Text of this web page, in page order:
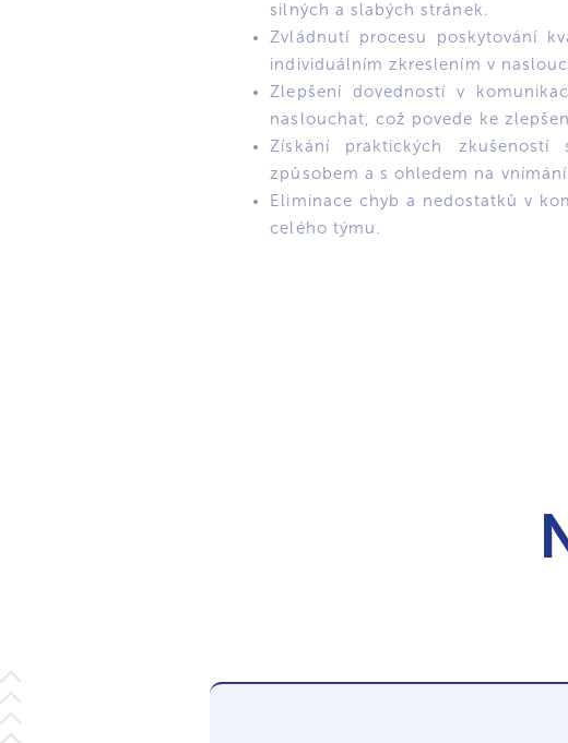
silných a slabých stránek.
Zvládnutí procesu poskytování
individuálním zkreslením v
Zlepšení dovedností v
naslouchat, což povede ke
Získání praktických
způsobem a s ohledem na vnímání
Eliminace chyb a nedostatků v
celého týmu.